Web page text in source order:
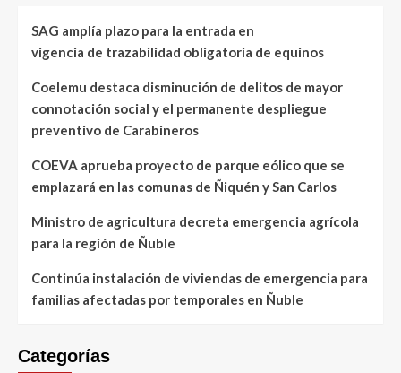
SAG amplía plazo para la entrada en
vigencia de trazabilidad obligatoria de equinos
Coelemu destaca disminución de delitos de mayor
connotación social y el permanente despliegue
preventivo de Carabineros
COEVA aprueba proyecto de parque eólico que se
emplazará en las comunas de Ñiquén y San Carlos
Ministro de agricultura decreta emergencia agrícola
para la región de Ñuble
Continúa instalación de viviendas de emergencia para
familias afectadas por temporales en Ñuble
Categorías